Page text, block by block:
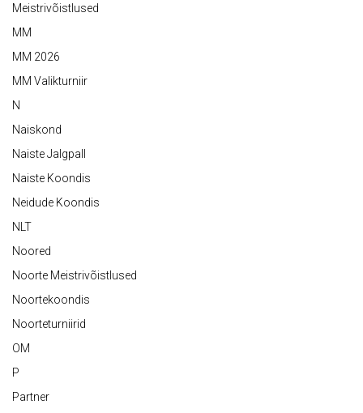
Meistrivõistlused
MM
MM 2026
MM Valikturniir
N
Naiskond
Naiste Jalgpall
Naiste Koondis
Neidude Koondis
NLT
Noored
Noorte Meistrivõistlused
Noortekoondis
Noorteturniirid
OM
P
Partner